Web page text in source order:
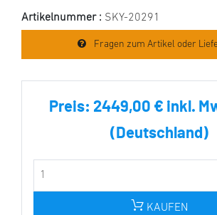
Artikelnummer : SKY-20291
Fragen zum Artikel oder
Preis: 2449,00 € inkl.
(Deutschland)
KAUFEN